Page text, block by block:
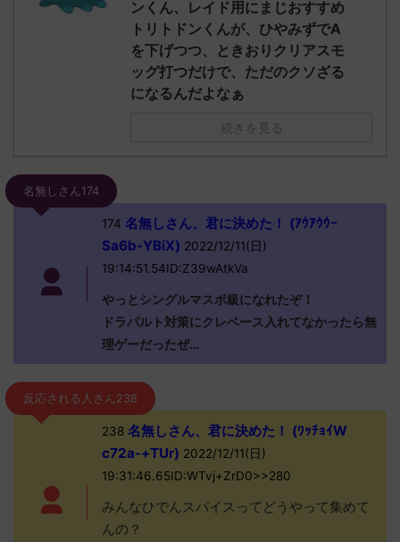
ンくん、レイド用にまじおすすめ
トリトドンくんが、ひやみずでA
を下げつつ、ときおりクリアスモ
ッグ打つだけで、ただのクソざる
になるんだよなぁ
続きを見る
名無しさん174
174 名無しさん、君に決めた！ (ｱｳｱｳｳｰ
Sa6b-YBiX) 2022/12/11(日)
19:14:51.54ID:Z39wAtkVa
やっとシングルマスボ級になれたぞ！
ドラパルト対策にクレベース入れてなかったら無
理ゲーだったぜ…
反応される人さん238
238名無しさん、君に決めた！ (ﾜｯﾁｮｲW
c72a-+TUr) 2022/12/11(日)
19:31:46.65ID:WTvj+ZrD0>>280
みんなひでんスパイスってどうやって集めて
んの？